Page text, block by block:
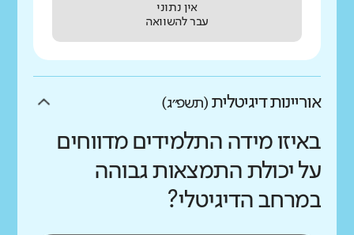
אין נתוני
עבר להשוואה
אוריינות דיגיטלית (תשפ״ג)
באיזו מידה התלמידים מדווחים
על יכולת התמצאות גבוהה
במרחב הדיגיטלי?